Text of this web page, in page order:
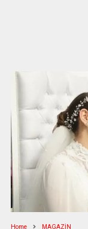
Home MAGAZİN